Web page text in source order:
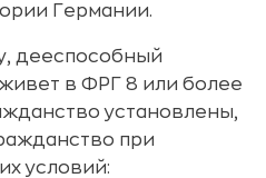
Германии.
дееспособный
в ФРГ 8 или более
установлены,
при
условий: